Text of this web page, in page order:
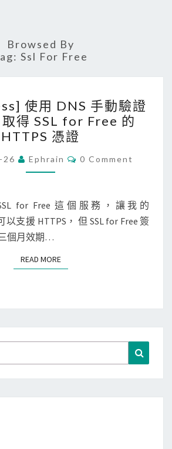
Browsed By
Ssl For Free
W
o
r
d
P
e
s
s
使
動
驗
證
使用 DNS 手動驗證
得 SSL for Free 的
HTTPS 憑證
26 Ephrain
C
N
T
S
0 Comment
for Free 這個服務，讓我的
以支援 HTTPS， 但 SSL for Free 簽
個月效期…
READ MOREREAD MORE